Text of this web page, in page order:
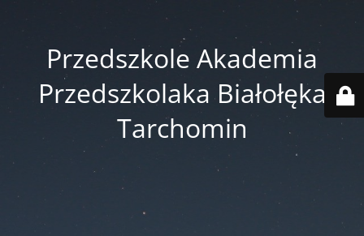
Przedszkole Akademia
Przedszkolaka Białołęka
Tarchomin